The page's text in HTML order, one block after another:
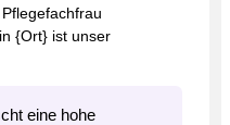
{Ort} ist unser
eine hohe